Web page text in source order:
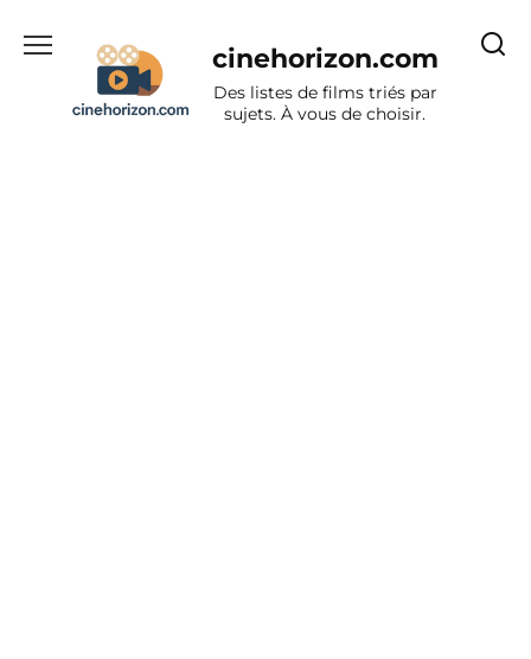
cinehorizon.com
Des listes de films triés par
sujets. À vous de choisir.